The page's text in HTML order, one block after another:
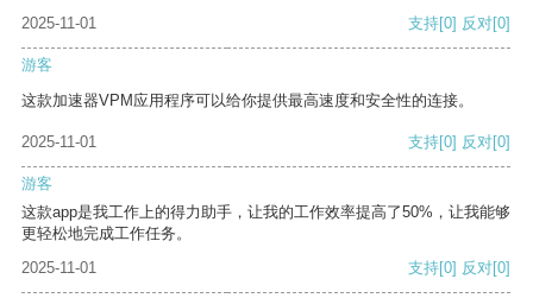
2025-11-01
支持[0] 反对[0]
游客
这款加速器VPM应用程序可以给你提供最高速度和安全性的连接。
2025-11-01 支持[0] 反对[0]
游客
这款app是我工作上的得力助手，让我的工作效率提高了50%，让我能够
更轻松地完成工作任务。
2025-11-01
支持[0] 反对[0]